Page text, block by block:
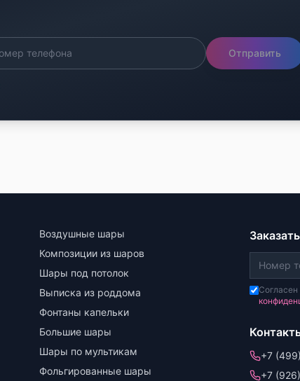
Отправить
Воздушные шары
Композиции из шаров
Шары под потолок
Выписка из роддома
Фонтаны капельки
Большие шары
Шары по мультикам
Фольгированные шары
Согласен
+7
+7